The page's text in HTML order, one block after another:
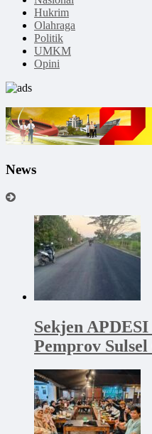
Hukrim
Olahraga
Politik
UMKM
Opini
News
Sekjen
Pemprov